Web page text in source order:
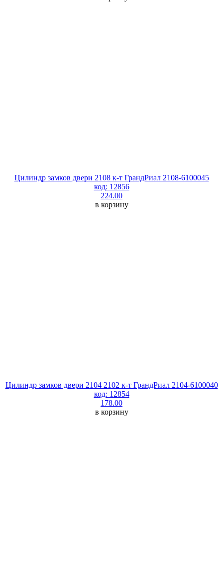
Цилиндр замков двери 2108 к-т ГрандРиал 2108-6100045
код: 12856
224.00
в корзину
Цилиндр замков двери 2104 2102 к-т ГрандРиал 2104-6100040
код: 12854
178.00
в корзину